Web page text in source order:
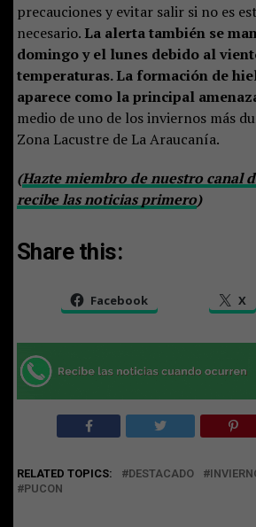
precauciones y evitar salir si no es
necesario. La alerta también se
domingo y el lunes debido al
temperaturas. La formación de
aparece como la principal
medio de uno de los inviernos más
Zona Lacustre de La Araucanía.
(Hazte miembro de nuestro canal
recibe las noticias primero)
Share this:
Facebook X
RELATED TOPICS: DESTACADO
PUCON